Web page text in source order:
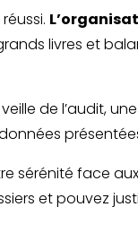
livres et
de l’audit,
sérénité face
et pouvez